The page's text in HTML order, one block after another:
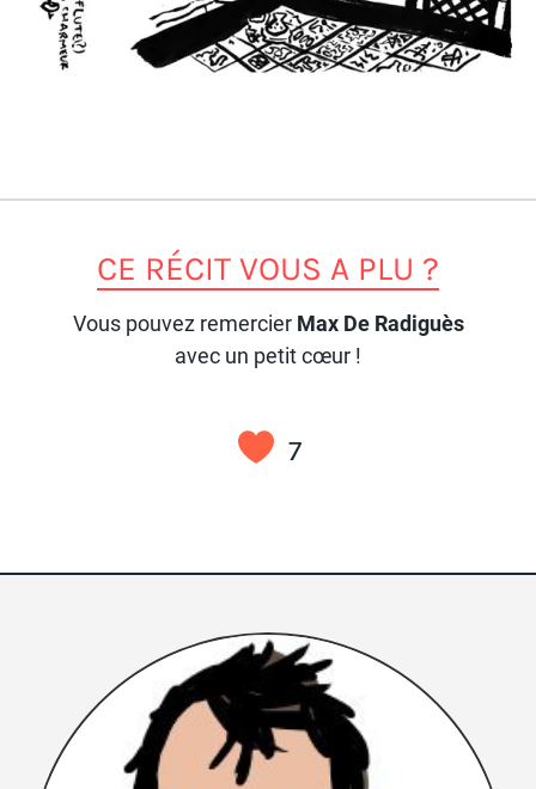
CE RÉCIT VOUS A PLU ?
Vous pouvez remercier Max De Radiguès
avec un petit cœur !
7